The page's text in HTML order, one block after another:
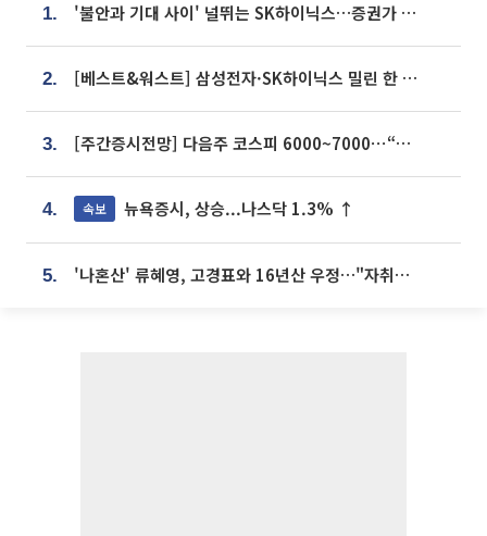
1. '불안과 기대 사이' 널뛰는 SK하이닉스…증권가 "HBM4·LTA 기반 펀터멘털 견고"
2. [베스트&워스트] 삼성전자·SK하이닉스 밀린 한 주…상상인증권은 85% 급등
3. [주간증시전망] 다음주 코스피 6000~7000⋯“外人 수급은 정책이 변수”
4. 속보 뉴욕증시, 상승...나스닥 1.3% ↑
5. '나혼산' 류혜영, 고경표와 16년산 우정…"자취방서 부모님과 마주쳐"